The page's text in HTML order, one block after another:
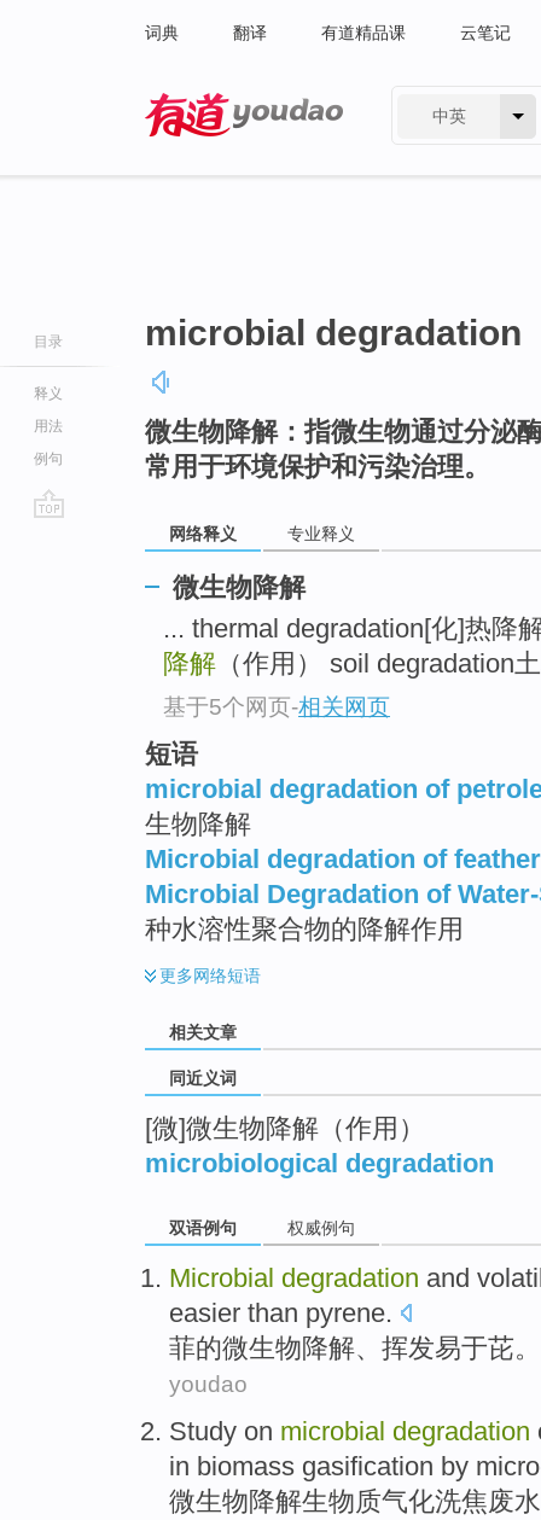
词典 翻译 有道精品课 云笔记
中英
目录
释义
用法
例句
microbial degradation
微生物降解：指微生物通过分泌
常用于环境保护和污染治理。
网络释义 专业释义
微生物降解
... thermal degradation[化]热降
降解 （作用） soil degradation
基于5个网页-相关网页
短语
microbial degradation of
生物降解
Microbial degradation of
Microbial Degradation of
种水溶性聚合物的降解作用
更多网络短语
相关文章
同近义词
[微]微生物降解（作用）
microbiological degradation
双语例句 权威例句
Microbial degradation and
easier than pyrene.
菲的微生物降解、 挥发易于芘。
youdao
Study on microbial degradation
in biomass gasification by
微生物降解生物质气化洗焦废水